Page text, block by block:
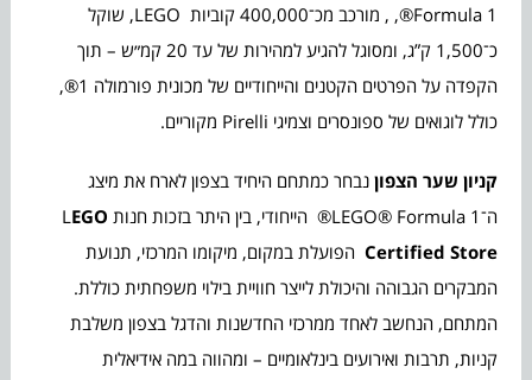
Formula 1®, , מורכב מכ־400,000 קוביות LEGO, שוקל
כ־1,500 ק”ג, ומסוגל להגיע למהירות של עד 20 קמ״ש – תוך
הקפדה על הפרטים הקטנים והייחודיים של מכונית פורמולה 1®,
כולל לוגואים של ספונסרים וצמיגי Pirelli מקוריים.
קניון שער הצפוןנבחר כמתחם היחיד בצפון לארח את מיצג
ה־LEGO® Formula 1® הייחודי, בין היתר בזכות חנות L
EGO
Certified Store הפועלת במקום, מיקומו המרכזי, תנועת
המבקרים הגבוהה והיכולת לייצר חוויית בילוי משפחתית כוללת.
המתחם, הנחשב לאחד ממרכזי החדשנות והדגל בצפון משלבת
קניות, תרבות ואירועים בינלאומיים – ומהווה במה אידיאלית